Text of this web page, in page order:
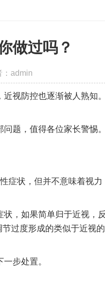
做过吗？
admin
防控也逐渐被人熟知。
，值得各位家长警惕。
状，但并不意味着视力
，如果简单归于近视，反
过度形成的类似于近视的
步处置。